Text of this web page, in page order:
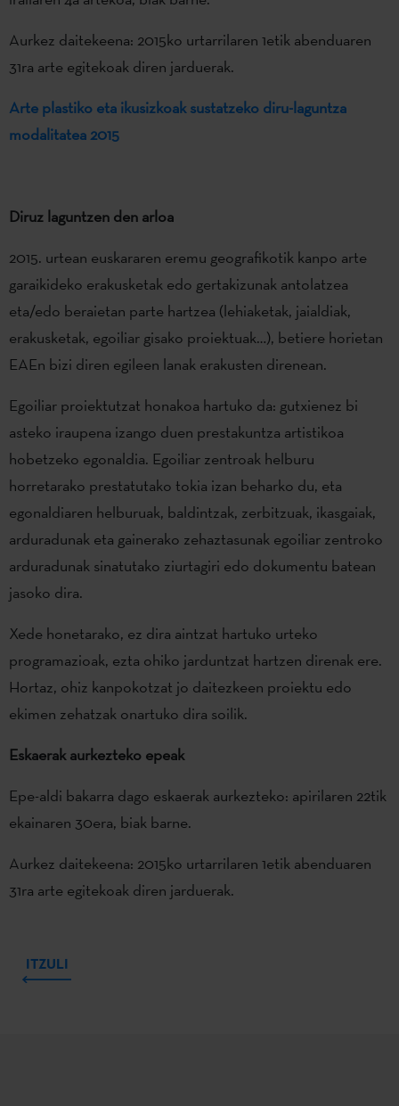
Aurkez daitekeena: 2015ko urtarrilaren 1etik abenduaren
31ra arte egitekoak diren jarduerak.
Arte plastiko eta ikusizkoak sustatzeko diru-laguntza
modalitatea 2015
Diruz laguntzen den arloa
2015. urtean euskararen eremu geografikotik kanpo arte
garaikideko erakusketak edo gertakizunak antolatzea
eta/edo beraietan parte hartzea (lehiaketak, jaialdiak,
erakusketak, egoiliar gisako proiektuak…), betiere horietan
EAEn bizi diren egileen lanak erakusten direnean.
Egoiliar proiektutzat honakoa hartuko da: gutxienez bi
asteko iraupena izango duen prestakuntza artistikoa
hobetzeko egonaldia. Egoiliar zentroak helburu
horretarako prestatutako tokia izan beharko du, eta
egonaldiaren helburuak, baldintzak, zerbitzuak, ikasgaiak,
arduradunak eta gainerako zehaztasunak egoiliar zentroko
arduradunak sinatutako ziurtagiri edo dokumentu batean
jasoko dira.
Xede honetarako, ez dira aintzat hartuko urteko
programazioak, ezta ohiko jarduntzat hartzen direnak ere.
Hortaz, ohiz kanpokotzat jo daitezkeen proiektu edo
ekimen zehatzak onartuko dira soilik.
Eskaerak aurkezteko epeak
Epe-aldi bakarra dago eskaerak aurkezteko: apirilaren 22tik
ekainaren 30era, biak barne.
Aurkez daitekeena: 2015ko urtarrilaren 1etik abenduaren
31ra arte egitekoak diren jarduerak.
ITZULI